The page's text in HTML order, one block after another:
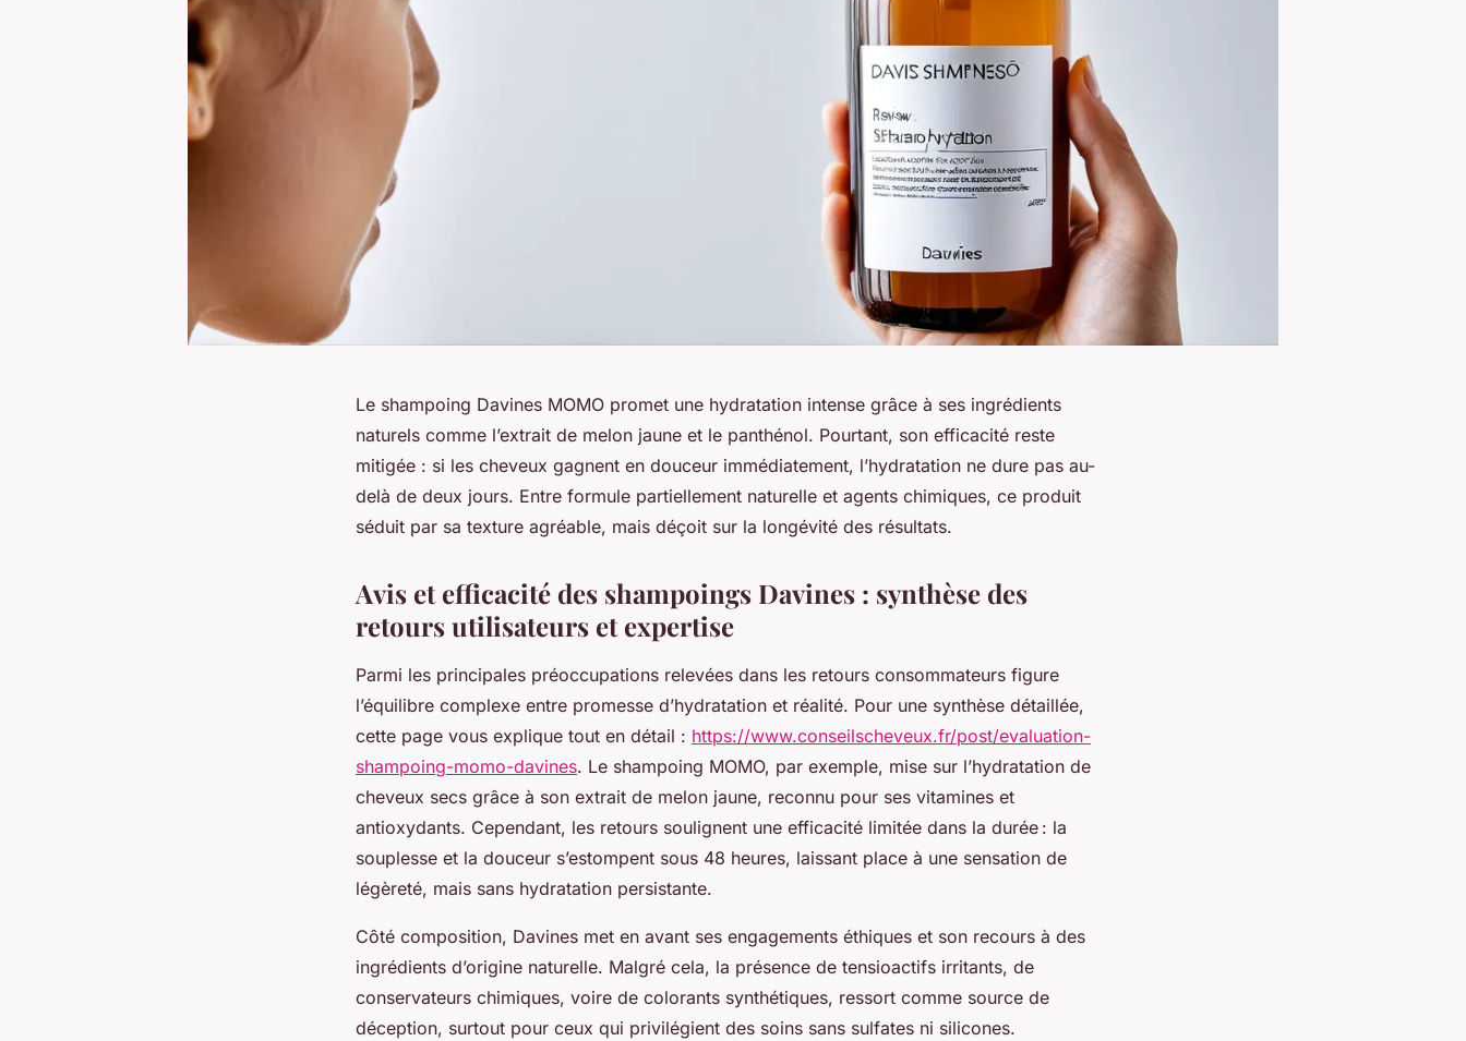
Le shampoing Davines MOMO promet une hydratation intense grâce à ses ingrédients
naturels comme l’extrait de melon jaune et le panthénol. Pourtant, son efficacité reste
mitigée : si les cheveux gagnent en douceur immédiatement, l’hydratation ne dure pas au-
delà de deux jours. Entre formule partiellement naturelle et agents chimiques, ce produit
séduit par sa texture agréable, mais déçoit sur la longévité des résultats.
Avis et efficacité des shampoings Davines : synthèse des
retours utilisateurs et expertise
Parmi les principales préoccupations relevées dans les retours consommateurs figure
l’équilibre complexe entre promesse d’hydratation et réalité. Pour une synthèse détaillée,
cette page vous explique tout en détail : https://www.conseilscheveux.fr/post/evaluation-
shampoing-momo-davines. Le shampoing MOMO, par exemple, mise sur l’hydratation de
cheveux secs grâce à son extrait de melon jaune, reconnu pour ses vitamines et
antioxydants. Cependant, les retours soulignent une efficacité limitée dans la durée : la
souplesse et la douceur s’estompent sous 48 heures, laissant place à une sensation de
légèreté, mais sans hydratation persistante.
Côté composition, Davines met en avant ses engagements éthiques et son recours à des
ingrédients d’origine naturelle. Malgré cela, la présence de tensioactifs irritants, de
conservateurs chimiques, voire de colorants synthétiques, ressort comme source de
déception, surtout pour ceux qui privilégient des soins sans sulfates ni silicones.